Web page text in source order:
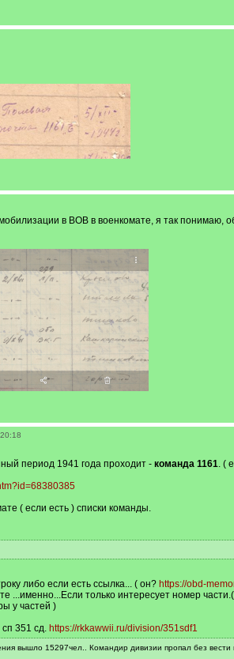
в ВОВ в военкомате, я так понимаю,
период 1941 года проходит - команда 1161. (
( если есть ) списки команды.
либо если есть ссылка... ( он? https://obd-
...именно...Если только интересует номер
у частей )
351 сд. https://rkkawwii.ru/division/351sdf1
вышло 15297чел.. Командир дивизии пропал без вести